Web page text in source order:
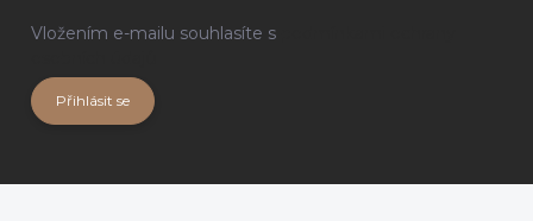
Vložením e-mailu souhlasíte s
Přihlásit se